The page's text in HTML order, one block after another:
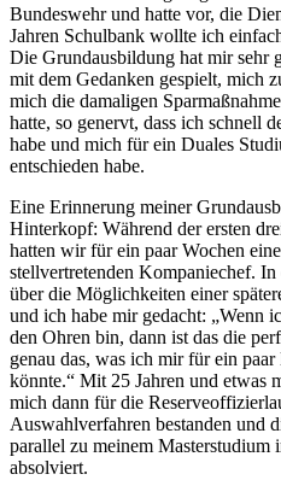
Bundeswehr und hatte vor, die
Jahren Schulbank wollte ich
Die Grundausbildung hat mir sehr
mit dem Gedanken gespielt, mich
mich die damaligen
hatte, so genervt, dass ich schnell
habe und mich für ein Duales
entschieden habe.
Eine Erinnerung meiner
Hinterkopf: Während der ersten
hatten wir für ein paar Wochen
stellvertretenden Kompaniechef.
über die Möglichkeiten einer
und ich habe mir gedacht: „Wenn
den Ohren bin, dann ist das die
genau das, was ich mir für ein
könnte.“ Mit 25 Jahren und etwas
mich dann für die
Auswahlverfahren bestanden und
parallel zu meinem Masterstudium
absolviert.